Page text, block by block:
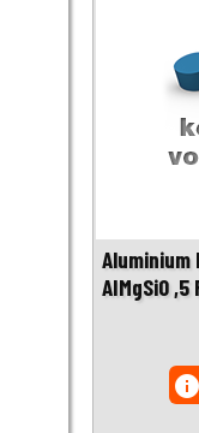
Aluminium
AIMgSi0 ,5